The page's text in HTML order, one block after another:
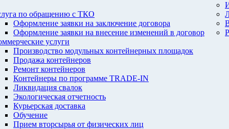
по обращению с ТКО
Оформление заявки на заключение договора
Оформление заявки на внесение изменений в договор
услуги
Производство модульных контейнерных площадок
Продажа контейнеров
Ремонт контейнеров
Контейнеры по программе TRADE-IN
Ликвидация свалок
Экологическая отчетность
Курьерская доставка
Обучение
Прием вторсырья от физических лиц